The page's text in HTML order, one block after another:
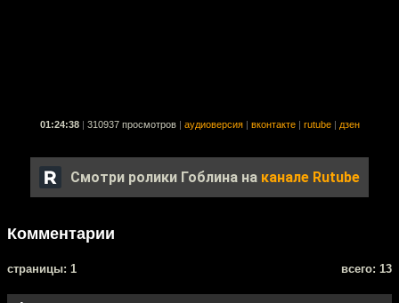
01:24:38 310937 просмотров аудиоверсия вконтакте rutube дзен
Смотри ролики Гоблина на канале Rutube
Комментарии
cтраницы: 1 всего: 13